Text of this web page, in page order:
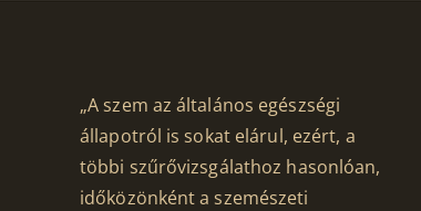
„A szem az általános egészségi
állapotról is sokat elárul, ezért, a
többi szűrővizsgálathoz hasonlóan,
időközönként a szemészeti